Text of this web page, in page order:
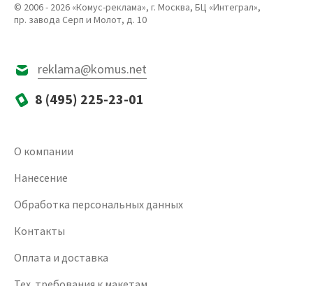
© 2006 - 2026 «Комус-реклама», г. Москва, БЦ «Интеграл»,
пр. завода Серп и Молот, д. 10
reklama@komus.net
8 (495) 225-23-01
О компании
Нанесение
Обработка персональных данных
Контакты
Оплата и доставка